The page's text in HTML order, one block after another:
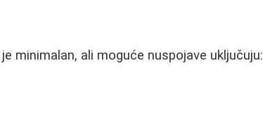
minimalan, ali moguće nuspojave uključuju: